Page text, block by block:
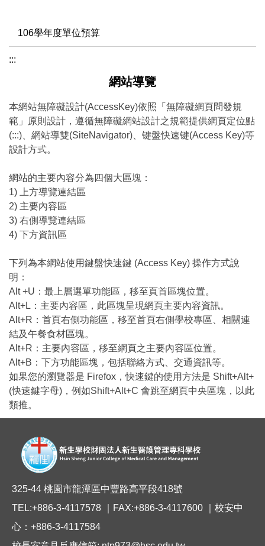
106學年度單位預算
:::
網站導覽
本網站無障礙設計(AccessKey)依照「無障礙網頁問發規
範」原則設計，遵循無障礙網站設計之規範提供網頁定位點
(:::)、網站導雙(SiteNavigator)、键盤快速键(Access Key)等
設計方式。
網站的主要內容分為四個大區塊：
1) 上方導覽連結區
2) 主要內容區
3) 右側導覽連結區
4) 下方資訊區
下列為本網站使用鍵盤快速鍵 (Access Key) 操作方式說
明：
Alt +U：最上層選單功能區，移至頁首區塊位置。
Alt+L：主要內容區，此區塊呈現網頁主要內容資訊。
Alt+R：首頁右側功能區，移至首頁右側學校專區、相關連
結及午餐食材區塊。
Alt+R：主要內容區，移至網頁之主要內容區位置。
Alt+B：下方功能區塊，包括聯絡方式、交通資訊等。
如果您的瀏覽器是 Firefox，快速鍵的使用方法是 Shift+Alt+
(快速鍵字母)，例如Shift+Alt+C 會跳至網頁中央區塊，以此
類推。
325-44 桃園市龍潭區中豐路高平段418號
TEL:+886-3-4117578 ｜FAX:+886-3-4117600 ｜校安中
心：+886-3-4117584